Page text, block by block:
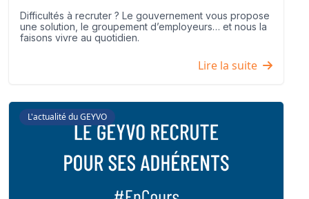
Difficultés à recruter ? Le gouvernement vous propose
une solution, le groupement d’employeurs… et nous la
faisons vivre au quotidien.
Lire la suite
L'actualité du GEYVO